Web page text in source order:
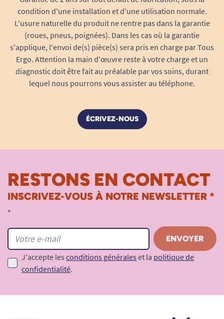
condition d'une installation et d'une utilisation normale.
L'usure naturelle du produit ne rentre pas dans la garantie
(roues, pneus, poignées). Dans les cas où la garantie
s'applique, l'envoi de(s) pièce(s) sera pris en charge par Tous
Ergo. Attention la main d'œuvre reste à votre charge et un
diagnostic doit être fait au préalable par vos soins, durant
lequel nous pourrons vous assister au téléphone.
ÉCRIVEZ-NOUS
RESTONS EN CONTACT
INSCRIVEZ-VOUS À NOTRE NEWSLETTER *
*
J'accepte les conditions générales et la politique de
confidentialité.